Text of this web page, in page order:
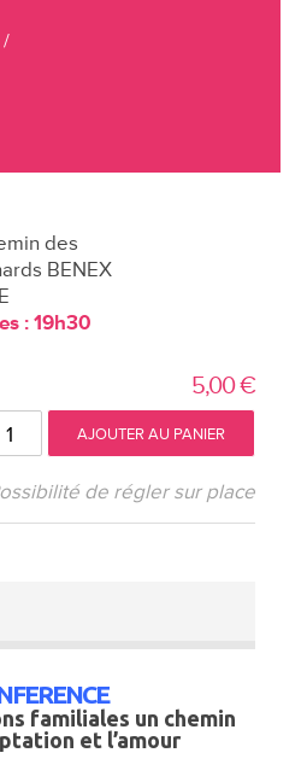
des
BENEX
: 19h30
5,00€
AJOUTER AU PANIER
de régler sur place
familiales un chemin
et l’amour